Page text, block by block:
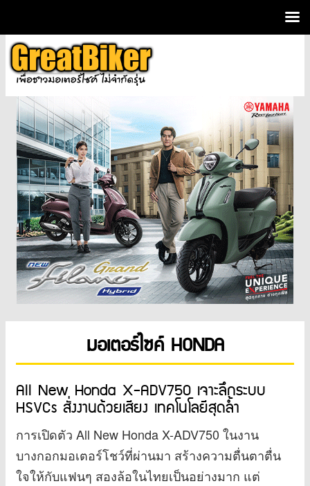
มอเตอร์ไซค์ HONDA
All New Honda X-ADV750 เจาะลึกระบบ
HSVCs สั่งงานด้วยเสียง เทคโนโลยีสุดล้ำ
การเปิดตัว All New Honda X-ADV750 ในงาน
บางกอกมอเตอร์โชว์ที่ผ่านมา สร้างความตื่นตาตื่น
ใจให้กับแฟนๆ สองล้อในไทยเป็นอย่างมาก แต่